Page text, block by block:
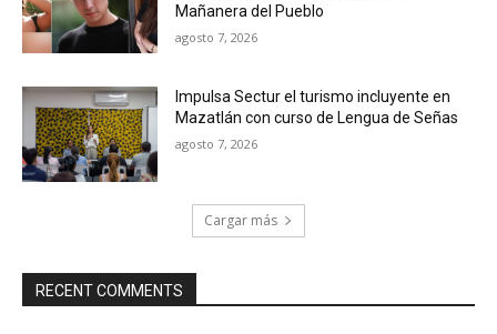
Mañanera del Pueblo
agosto 7, 2026
Impulsa Sectur el turismo incluyente en
Mazatlán con curso de Lengua de Señas
agosto 7, 2026
Cargar más
RECENT COMMENTS